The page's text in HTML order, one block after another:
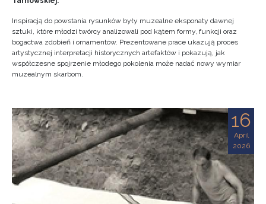
Inspiracją do powstania rysunków były muzealne eksponaty dawnej
sztuki, które młodzi twórcy analizowali pod kątem formy, funkcji oraz
bogactwa zdobień i ornamentów. Prezentowane prace ukazują proces
artystycznej interpretacji historycznych artefaktów i pokazują, jak
współczesne spojrzenie młodego pokolenia może nadać nowy wymiar
muzealnym skarbom.
16
April
2026